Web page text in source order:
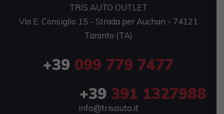
TRIS AUTO OUTLET
Via E. Consiglio 15 - Strada per Auchan - 74121
Taranto (TA)
+39 099 779 7477
+39 391 1327988
info@trisauto.it